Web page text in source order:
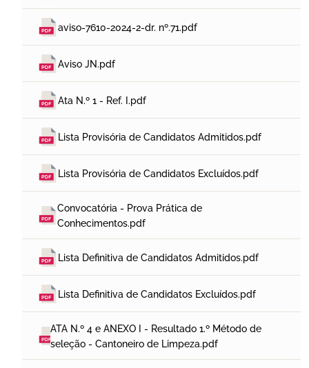
aviso-7610-2024-2-dr. nº.71.pdf
Aviso JN.pdf
Ata N.º 1 - Ref. I.pdf
Lista Provisória de Candidatos Admitidos.pdf
Lista Provisória de Candidatos Excluídos.pdf
Convocatória - Prova Prática de
Conhecimentos.pdf
Lista Definitiva de Candidatos Admitidos.pdf
Lista Definitiva de Candidatos Excluídos.pdf
ATA N.º 4 e ANEXO I - Resultado 1.º Método de
seleção - Cantoneiro de Limpeza.pdf